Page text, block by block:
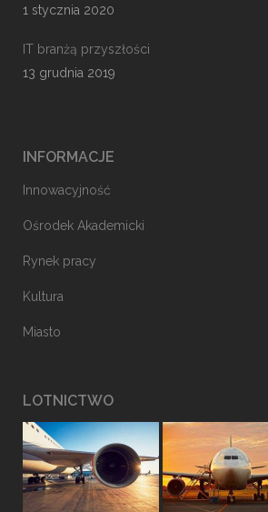
1 stycznia 2020
IT branżą przyszłości
13 grudnia 2019
INFORMACJE
Innowacyjność
Ośrodek Akademicki
Rynek pracy
Kultura
Miasto
LOTNICTWO